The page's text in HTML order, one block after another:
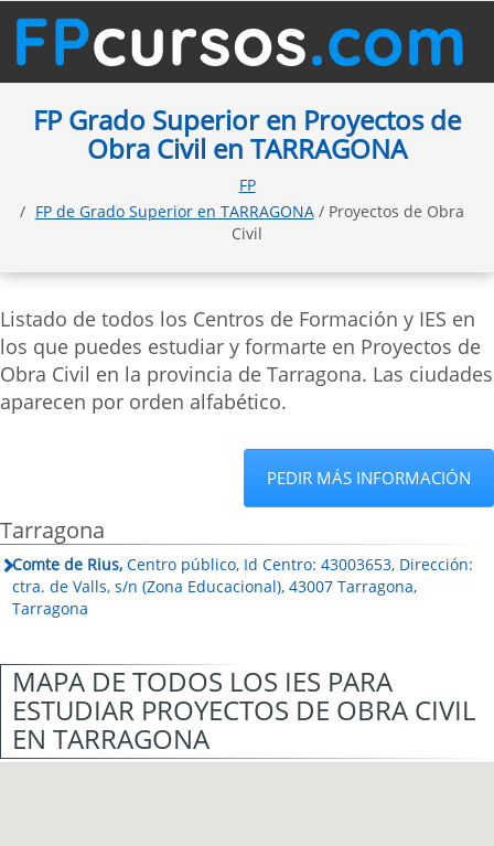
FP Grado Superior en Proyectos de
Obra Civil en TARRAGONA
FP
FP de Grado Superior en TARRAGONA/ Proyectos de Obra
Civil
Listado de todos los Centros de Formación y IES en
los que puedes estudiar y formarte en Proyectos de
Obra Civil en la provincia de Tarragona. Las ciudades
aparecen por orden alfabético.
PEDIR MÁS INFORMACIÓN
Tarragona
Comte de Rius, Centro público, Id Centro: 43003653, Dirección:
ctra. de Valls, s/n (Zona Educacional), 43007 Tarragona,
Tarragona
MAPA DE TODOS LOS IES PARA
ESTUDIAR PROYECTOS DE OBRA CIVIL
EN TARRAGONA